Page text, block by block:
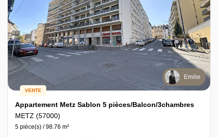
Emilie
VENTE
Appartement Metz Sablon 5 pièces/Balcon/3chambres
METZ (57000)
5 pièce(s) / 98.76 m²